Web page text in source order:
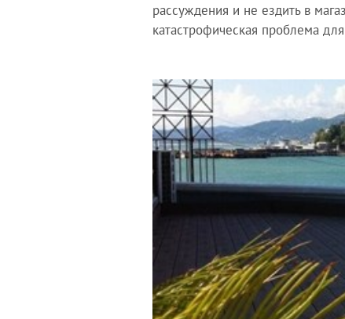
рассуждения и не ездить в
катастрофическая проблема